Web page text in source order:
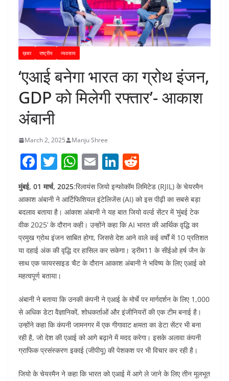
ख़बर राष्ट्रीय व्यवसाय
‘एआई बनेगा भारत का ग्रोथ इंजन,
GDP को मिलेगी रफ्तार’- आकाश
अंबानी
March 2, 2025 Manju Shree
F
c
e
b
o
o
k
T
itt
er
W
h
at
s
A
p
p
E
m
ai
l
Li
n
k
e
dI
n
e
d
di
t
मुंबई, 01 मार्च, 2025:रिलायंस जियो इन्फोकॉम लिमिटेड (RJIL) के चेयरमैन
आकाश अंबानी ने आर्टिफिशियल इंटेलिजेंस (AI) को इस पीढ़ी का सबसे बड़ा
बदलाव बताया है। आंकाश अंबानी ने यह बात जियो वर्ल्ड सेंटर में ‘मुंबई टेक
वीक 2025’ के दौरान कही। उन्होंने कहा कि AI भारत की आर्थिक वृद्धि का
प्रमुख ग्रोथ इंजन साबित होगा, जिससे देश आने वाले कई वर्षों में 10 प्रतिशत
या दहाई अंक की वृद्धि दर हासिल कर सकेगा। ड्रीम11 के सीईओ हर्ष जैन के
साथ एक फायरसाइड चैट के दौरान आकाश अंबानी ने भविष्य के लिए एआई को
महत्वपूर्ण बताया।
अंबानी ने बताया कि उनकी कंपनी ने एआई के मोर्चे पर मार्गदर्शन के लिए 1,000
से अधिक डेटा वैज्ञानिकों, शोधकर्ताओं और इंजीनियरों की एक टीम बनाई है।
उन्होंने कहा कि कंपनी जामनगर में एक गीगावाट क्षमता का डेटा सेंटर भी बना
रही है, जो देश की एआई को आगे बढ़ाने में मदद करेगा। इसके अलावा कंपनी
ग्राफिक प्रसंस्करण इकाई (जीपीयू) की पेशकश पर भी विचार कर रही है।
जियो के चेयरमैन ने कहा कि भारत को एआई में आगे ले जाने के लिए तीन मूलभूत